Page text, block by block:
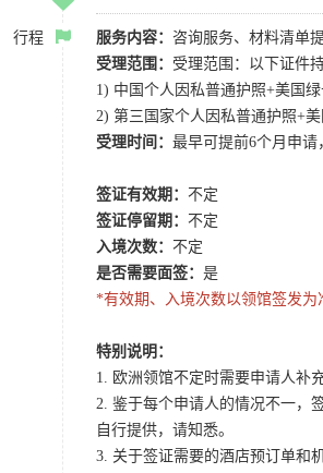
行程 服务内容： 咨询服务、材料清单
受理范围： 受理范围：以下证件
1) 中国个人因私普通护照+美国
2) 第三国家个人因私普通护照+
受理时间： 最早可提前6个月申请
签证有效期： 不定
签证停留期： 不定
入境次数： 不定
是否需要面签： 是
*有效期、入境次数以领馆签发
特别说明：
1. 欧洲领馆不定时需要申请人补
2. 鉴于每个申请人的情况不一，
自行提供，请知悉。
3. 关于签证需要的酒店预订单和